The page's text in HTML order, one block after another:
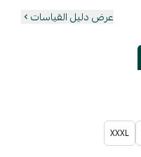
عرض دليل القياسات
XXXL